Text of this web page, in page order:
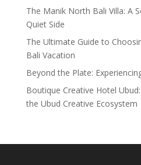
The Manik North Bali Villa: A
Quiet Side
The Ultimate Guide to
Bali Vacation
Beyond the Plate:
Boutique Creative Hotel
the Ubud Creative Ecosystem